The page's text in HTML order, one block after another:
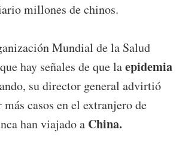
millones de chinos.
Mundial de la Salud
hay señales de que laepidemia
su director general advirtió
más casos en el extranjero de
han viajado a China.